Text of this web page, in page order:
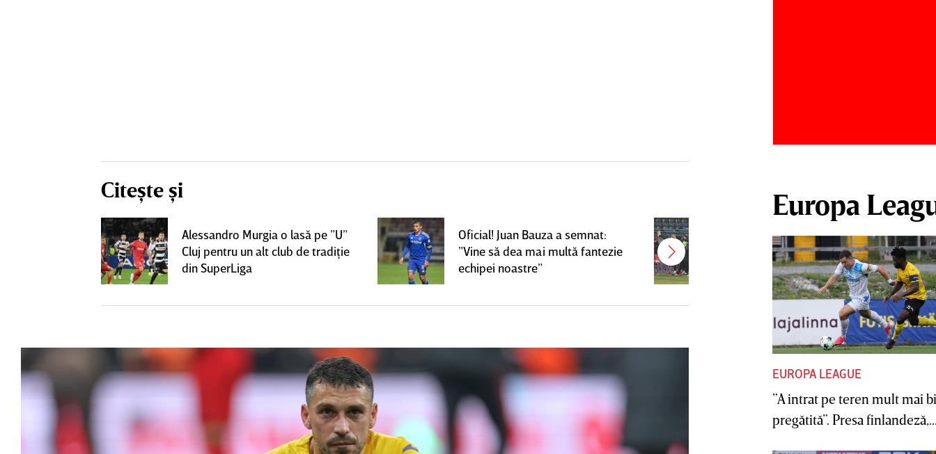
Citește și
Alessandro Murgia o lasă pe ”U”
Cluj pentru un alt club de tradiţie
din SuperLiga
Oficial! Juan Bauza a semnat:
”Vine să dea mai multă fantezie
echipei noastre”
Jucătorul dorit de Pancu în
Giuleşti vrea să rupă contractul cu
CFR Cluj: ”A făcut notificare la
Europa
EUROPA LEAGUE
”A intrat pe teren mult mai
pregătită”. Presa